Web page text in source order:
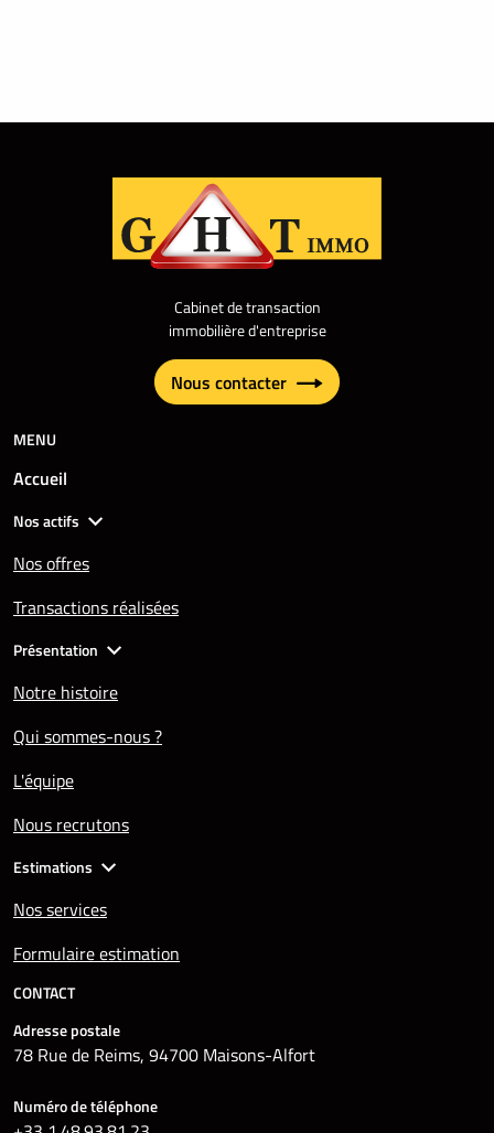
Cabinet de transaction
immobilière d'entreprise
Nous contacter
MENU
Accueil
Nos actifs
Nos offres
Transactions réalisées
Présentation
Notre histoire
Qui sommes-nous ?
L'équipe
Nous recrutons
Estimations
Nos services
Formulaire estimation
CONTACT
Adresse postale
78 Rue de Reims, 94700 Maisons-Alfort
Numéro de téléphone